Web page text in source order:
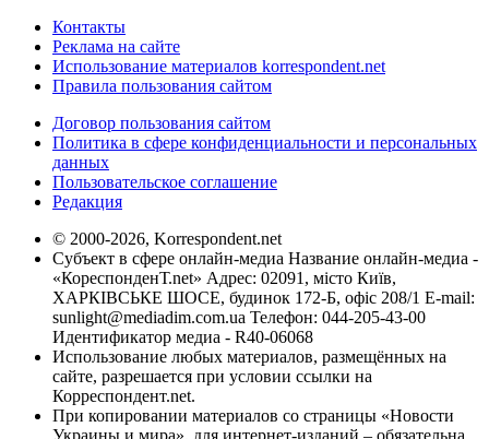
Контакты
Реклама на сайте
Использование материалов korrespondent.net
Правила пользования сайтом
Договор пользования сайтом
Политика в сфере конфиденциальности и персональных
данных
Пользовательское соглашение
Редакция
© 2000-2026, Korrespondent.net
Субъект в сфере онлайн-медиа Название онлайн-медиа -
«КореспонденТ.net» Адрес: 02091, місто Київ,
ХАРКІВСЬКЕ ШОСЕ, будинок 172-Б, офіс 208/1 E-mail:
sunlight@mediadim.com.ua Телефон: 044-205-43-00
Идентификатор медиа - R40-06068
Использование любых материалов, размещённых на
сайте, разрешается при условии ссылки на
Корреспондент.net.
При копировании материалов со страницы «Новости
Украины и мира», для интернет-изданий – обязательна